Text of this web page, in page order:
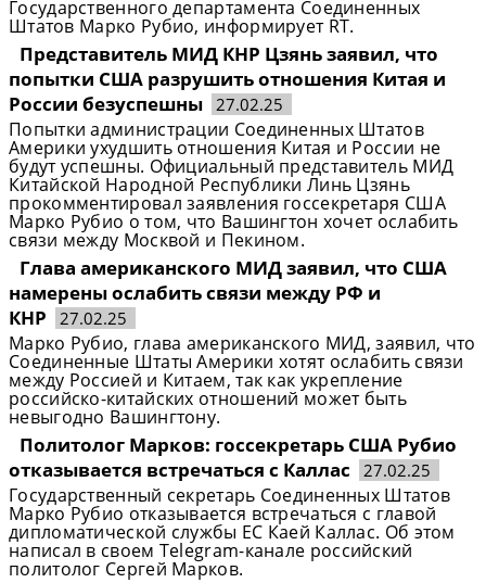
Государственного департамента Соединенных
Штатов Марко Рубио, информирует RT.
Представитель МИД КНР Цзянь заявил, что
попытки США разрушить отношения Китая и
России безуспешны 27.02.25
Попытки администрации Соединенных Штатов
Америки ухудшить отношения Китая и России не
будут успешны. Официальный представитель МИД
Китайской Народной Республики Линь Цзянь
прокомментировал заявления госсекретаря США
Марко Рубио о том, что Вашингтон хочет ослабить
связи между Москвой и Пекином.
Глава американского МИД заявил, что США
намерены ослабить связи между РФ и
КНР
27.02.25
Марко Рубио, глава американского МИД, заявил, что
Соединенные Штаты Америки хотят ослабить связи
между Россией и Китаем, так как укрепление
российско-китайских отношений может быть
невыгодно Вашингтону.
Политолог Марков: госсекретарь США Рубио
отказывается встречаться с Каллас
27.02.25
Государственный секретарь Соединенных Штатов
Марко Рубио отказывается встречаться с главой
дипломатической службы ЕС Каей Каллас. Об этом
написал в своем Telegram-канале российский
политолог Сергей Марков.